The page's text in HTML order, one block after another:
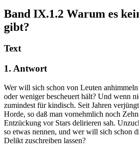
Band IX.1.2 Warum es
gibt?
Text
1. Antwort
Wer will sich schon von Leuten
oder weniger bescheuert hält? Und wenn
zumindest für kindisch. Seit Jahren
Horde, so daß man vornehmlich noch
Entzückung vor Stars delirieren sah.
so etwas nennen, und wer will sich schon
Delikt zuschreiben lassen?